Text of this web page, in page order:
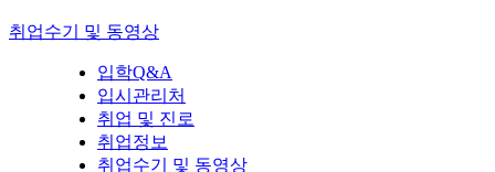
취업수기 및 동영상
입학Q&A
입시관리처
취업 및 진로
취업정보
취업수기 및 동영상